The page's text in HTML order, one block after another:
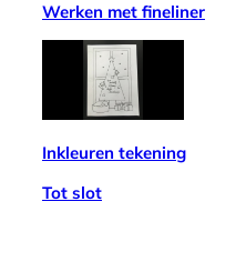
Werken met fineliner
Inkleuren tekening
Tot slot